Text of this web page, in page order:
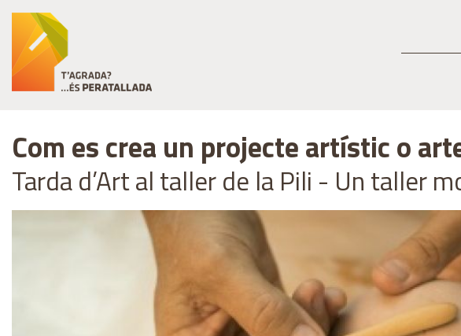
Com es crea un projecte artístic o
Tarda d’Art al taller de la Pili - Un taller